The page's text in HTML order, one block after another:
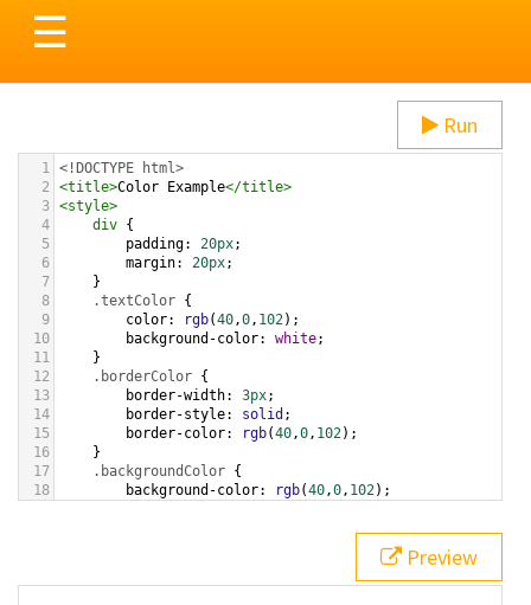
Toggle
navigation
☰
Run
1 <!DOCTYPE html>
2
<title>Color Example</title>
3 <style>
4
div {
5
padding: 20px;
6
margin: 20px;
7
}
8
.textColor {
9
color: rgb(40,0, 102);
10
background-color: white;
11
}
12
.borderColor {
13
border-width: 3px;
14
border-style: solid ;
15
border-color: rgb(40,0, 102);
16
}
17
.backgroundColor {
18
background-color: rgb(40,0, 102);
bottom ,
white, rgb(40,0,102));
Preview